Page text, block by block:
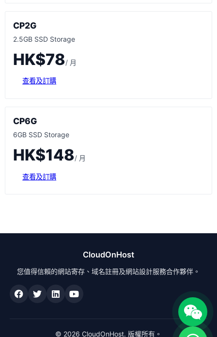
CP2G
2.5GB SSD Storage
HK$78/ 月
查看及訂購
CP6G
6GB SSD Storage
HK$148/ 月
查看及訂購
CloudOnHost
您值得信賴的網站寄存、域名註冊及網站設計服務合作夥伴。
© 2026 CloudOnHost. 版權所有。